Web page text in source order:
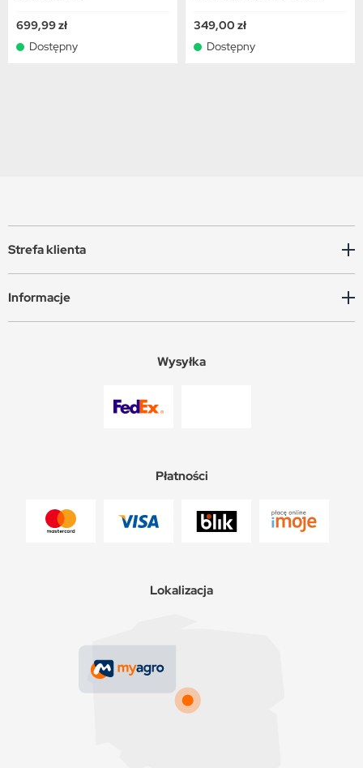
699,99 zł
Dostępny
349,00 zł
Dostępny
Strefa klienta
Informacje
Wysyłka
Płatności
Lokalizacja